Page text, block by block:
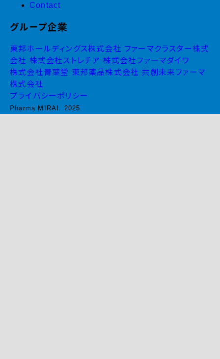
Contact
グループ企業
東邦ホールディングス株式会社 ファーマクラスター株式
会社 株式会社ストレチア 株式会社ファーマダイワ
株式会社青葉堂 東邦薬品株式会社 共創未来ファーマ
株式会社
プライバシーポリシー
Pharma MIRAI. 2025